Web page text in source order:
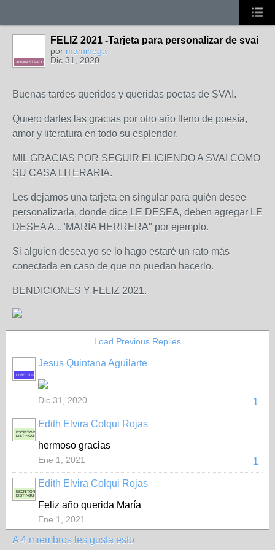
ADMINISTRADORA
FELIZ 2021 -Tarjeta para personalizar de svai
por mamihega
Dic 31, 2020
Buenas tardes queridos y queridas poetas de SVAI.
Quiero darles las gracias por otro año lleno de poesía,
amor y literatura en todo su esplendor.
MIL GRACIAS POR SEGUIR ELIGIENDO A SVAI COMO
SU CASA LITERARIA.
Les dejamos una tarjeta en singular para quién desee
personalizarla, donde dice LE DESEA, deben agregar LE
DESEA A..."MARÍA HERRERA" por ejemplo.
Si alguien desea yo se lo hago estaré un rato más
conectada en caso de que no puedan hacerlo.
BENDICIONES Y FELIZ 2021.
Load Previous Replies
DIRECTOR
Jesus Quintana Aguilarte
1
Dic 31, 2020
ESCRITORA
DISTINGUIDA
Edith Elvira Colqui Rojas
hermoso gracias
1
Ene 1, 2021
ESCRITORA
DISTINGUIDA
Edith Elvira Colqui Rojas
Feliz año querida María
Ene 1, 2021
A 4 miembros les gusta esto